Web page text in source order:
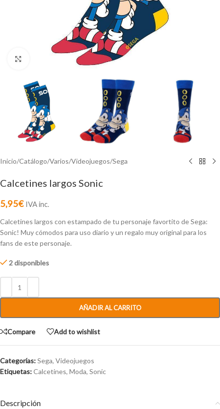
Inicio/Catálogo/Varios/Videojuegos/Sega
Calcetines largos Sonic
5,95€ IVA inc.
Calcetines largos con estampado de tu personaje favortito de Sega:
Sonic! Muy cómodos para uso diario y un regalo muy original para los
fans de este personaje.
2 disponibles
AÑADIR AL CARRITO
Compare Add to wishlist
Categorías:Sega, Videojuegos
Etiquetas:Calcetines, Moda, Sonic
Descripción